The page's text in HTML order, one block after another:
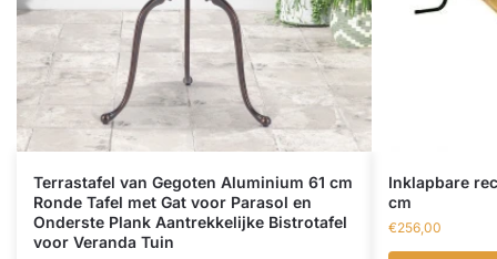
Terrastafel van Gegoten Aluminium 61 cm
Ronde Tafel met Gat voor Parasol en
Onderste Plank Aantrekkelijke Bistrotafel
voor Veranda Tuin
Inklapbare
cm
€256,00